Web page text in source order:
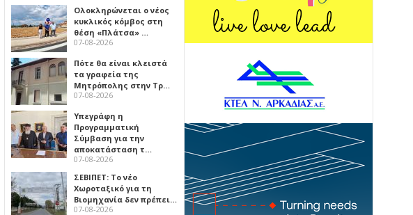
Ολοκληρώνεται ο νέος
κυκλικός κόμβος στη
θέση «Πλάτσα» …
07-08-2026
Πότε θα είναι κλειστά
τα γραφεία της
Μητρόπολης στην Τρ…
07-08-2026
Υπεγράφη η
Προγραμματική
Σύμβαση για την
αποκατάσταση τ…
07-08-2026
ΣΕΒΙΠΕΤ: Το νέο
Χωροταξικό για τη
Βιομηχανία δεν πρέπει…
07-08-2026